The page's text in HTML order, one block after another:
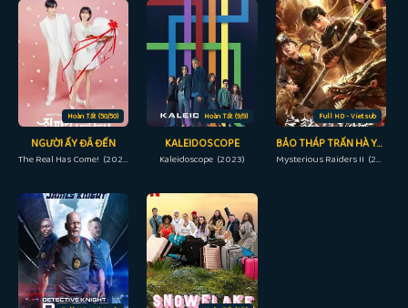
Hoàn Tất (50/50)
NGƯỜI ẤY ĐÃ ĐẾN
The Real Has Come! (2023)
Hoàn Tất (9/9)
KALEIDOSCOPE
Kaleidoscope (2023)
Full HD - Vietsub
BẢO THÁP TRẤN HÀ YÊU 2: TUYỆT THẾ YÊU LONG
Mysterious Raiders II (2019)